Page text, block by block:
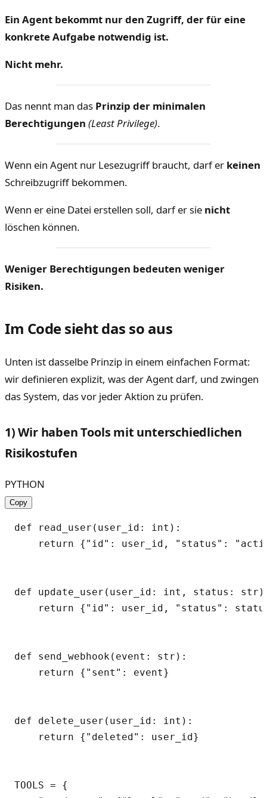
Ein Agent bekommt nur den Zugriff, der für eine
konkrete Aufgabe notwendig ist.
Nicht mehr.
Das nennt man das Prinzip der minimalen
Berechtigungen (Least Privilege).
Wenn ein Agent nur Lesezugriff braucht, darf er keinen
Schreibzugriff bekommen.
Wenn er eine Datei erstellen soll, darf er sie nicht
löschen können.
Weniger Berechtigungen bedeuten weniger
Risiken.
Im Code sieht das so aus
Unten ist dasselbe Prinzip in einem einfachen Format:
wir definieren explizit, was der Agent darf, und zwingen
das System, das vor jeder Aktion zu prüfen.
1) Wir haben Tools mit unterschiedlichen
Risikostufen
PYTHON
Copy
def read_user(user_id: int):
return {"id": user_id, "status":
def update_user(user_id: int, status:
return {"id": user_id, "status":
def send_webhook(event: str):
    return {"sent": event}
def delete_user(user_id: int):
    return {"deleted": user_id}
TOOLS = {